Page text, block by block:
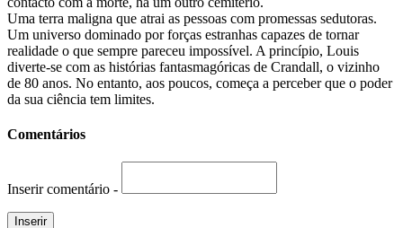
Uma terra maligna que atrai as pessoas com promessas sedutoras.
Um universo dominado por forças estranhas capazes de tornar
realidade o que sempre pareceu impossível. A princípio, Louis
diverte-se com as histórias fantasmagóricas de Crandall, o vizinho
de 80 anos. No entanto, aos poucos, começa a perceber que o poder
da sua ciência tem limites.
Comentários
Inserir comentário -